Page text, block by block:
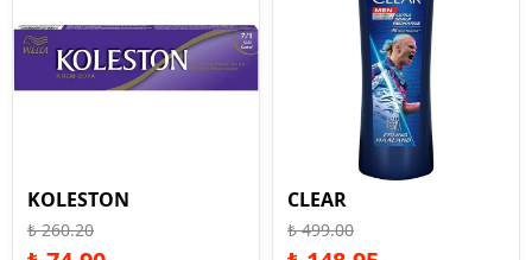
KOLESTON
₺ 260.20
CLEAR
₺ 499.00